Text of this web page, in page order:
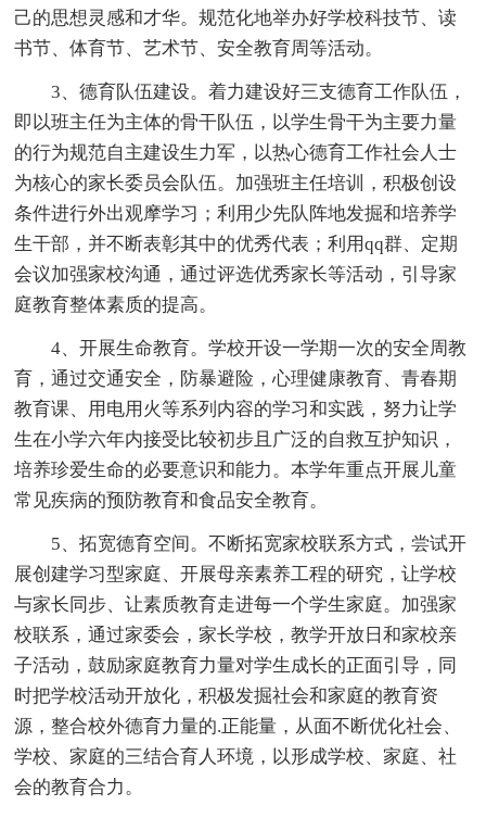
己的思想灵感和才华。规范化地举办好学校科技节、读
书节、体育节、艺术节、安全教育周等活动。
3、德育队伍建设。着力建设好三支德育工作队伍，
即以班主任为主体的骨干队伍，以学生骨干为主要力量
的行为规范自主建设生力军，以热心德育工作社会人士
为核心的家长委员会队伍。加强班主任培训，积极创设
条件进行外出观摩学习；利用少先队阵地发掘和培养学
生干部，并不断表彰其中的优秀代表；利用qq群、定期
会议加强家校沟通，通过评选优秀家长等活动，引导家
庭教育整体素质的提高。
4、开展生命教育。学校开设一学期一次的安全周教
育，通过交通安全，防暴避险，心理健康教育、青春期
教育课、用电用火等系列内容的学习和实践，努力让学
生在小学六年内接受比较初步且广泛的自救互护知识，
培养珍爱生命的必要意识和能力。本学年重点开展儿童
常见疾病的预防教育和食品安全教育。
5、拓宽德育空间。不断拓宽家校联系方式，尝试开
展创建学习型家庭、开展母亲素养工程的研究，让学校
与家长同步、让素质教育走进每一个学生家庭。加强家
校联系，通过家委会，家长学校，教学开放日和家校亲
子活动，鼓励家庭教育力量对学生成长的正面引导，同
时把学校活动开放化，积极发掘社会和家庭的教育资
源，整合校外德育力量的.正能量，从面不断优化社会、
学校、家庭的三结合育人环境，以形成学校、家庭、社
会的教育合力。